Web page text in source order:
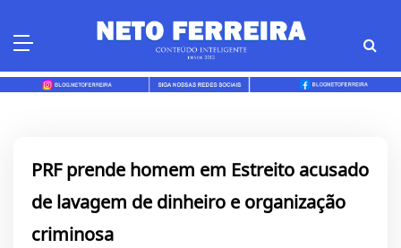
PRF prende homem em Estreito acusado
de lavagem de dinheiro e organização
criminosa